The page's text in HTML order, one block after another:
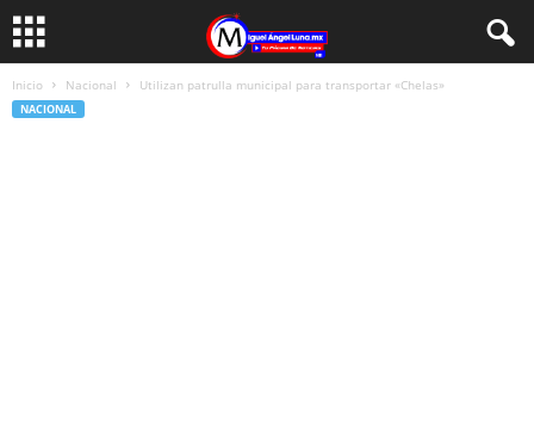
Inicio Nacional Utilizan patrulla municipal para transportar «Chelas»
NACIONAL